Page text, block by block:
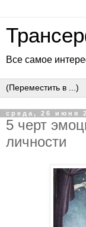
Все самое
среда, 26 июня
5 черт
личности